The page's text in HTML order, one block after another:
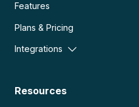
Features
Plans & Pricing
Integrations
Resources